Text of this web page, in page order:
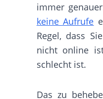
immer
keine Aufrufe
Regel, dass
nicht online
schlecht ist.
Das zu